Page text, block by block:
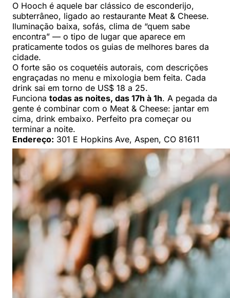
O Hooch é aquele bar clássico de esconderijo,
subterrâneo, ligado ao restaurante Meat & Cheese.
Iluminação baixa, sofás, clima de “quem sabe
encontra” — o tipo de lugar que aparece em
praticamente todos os guias de melhores bares da
cidade.
O forte são os coquetéis autorais, com descrições
engraçadas no menu e mixologia bem feita. Cada
drink sai em torno de US$ 18 a 25.
Funciona todas as noites, das 17h à 1h. A pegada da
gente é combinar com o Meat & Cheese: jantar em
cima, drink embaixo. Perfeito pra começar ou
terminar a noite.
Endereço: 301 E Hopkins Ave, Aspen, CO 81611